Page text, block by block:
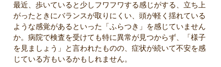
最近、歩いていると少しフワフワする感じがする、立ち上
がったときにバランスが取りにくい、頭が軽く揺れている
ような感覚があるといった「ふらつき」を感じていません
か。病院で検査を受けても特に異常が見つからず、「様子
を見ましょう」と言われたものの、症状が続いて不安を感
じている方もいるかもしれません。